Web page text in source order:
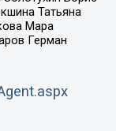
Татьяна
Мара
Герман